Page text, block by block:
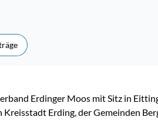
Erdinger Moos mit Sitz in
Erding, der Gemeinden